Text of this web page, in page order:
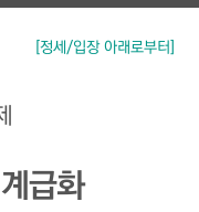
[정세/입장 아래로부터]
급화